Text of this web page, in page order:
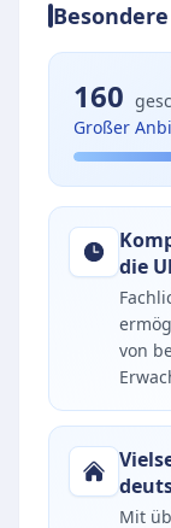
160
Großer
die
von
Mit